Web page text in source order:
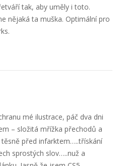
tak, aby uměly i toto.
nějaká ta muška. Optimální pro
mé ilustrace, páč dva dni
– složitá mřížka přechodů a
před infarktem…..třís­kání
sprostých slov…..nuž a